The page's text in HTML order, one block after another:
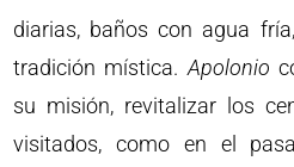
diarias, baños con agua
tradición mística.Apolonio
su misión, revitalizar los
visitados, como en el